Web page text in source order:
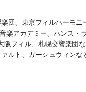
団、東京フィルハーモ
楽アカデミー、ハンス
フィル、札幌交響楽団
ルト、ガーシュウィン